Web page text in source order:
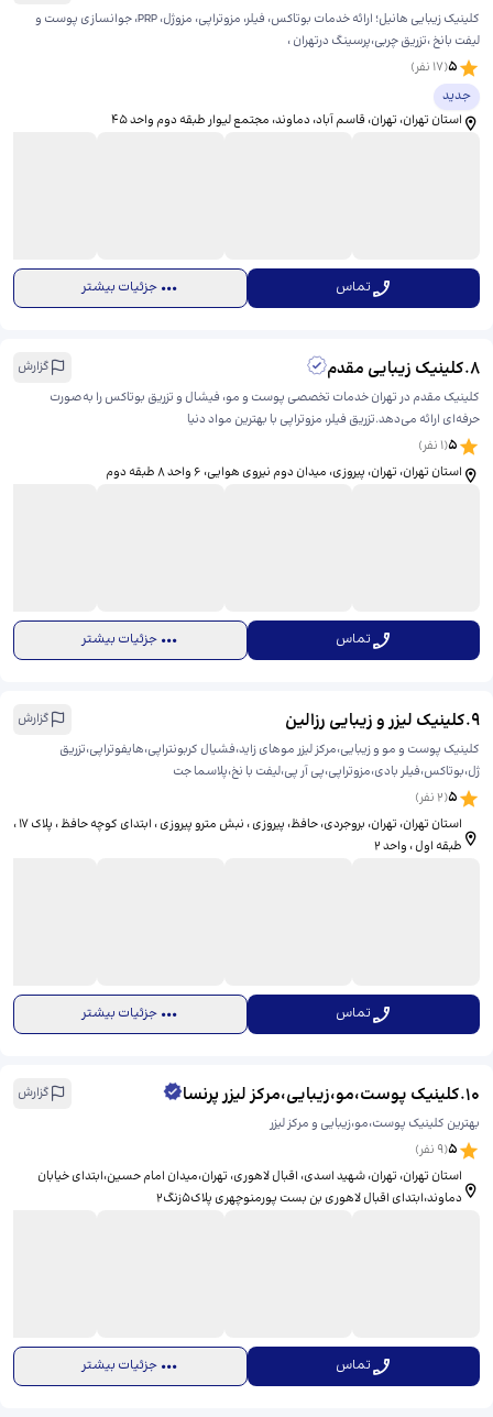
کلینیک زیبایی هانیل؛ ارائه خدمات بوتاکس، فیلر، مزوتراپی، مزوژل، PRP، جوانسازی پوست و
لیفت بانخ ،تزریق چربی،پرسینگ درتهران ،
5
(
17 نفر)
جدید
استان تهران، تهران، قاسم آباد، دماوند، ​مجتمع لیوار طبقه دوم واحد ۴۵
تماس جزئیات بیشتر
8
.کلینیک زیبایی مقدم
گزارش
کلینیک مقدم در تهران خدمات تخصصی پوست و مو، فیشال و تزریق بوتاکس را به‌صورت
حرفه‌ای ارائه می‌دهد.تزریق فیلر، مزوتراپی با بهترین مواد دنیا
5
(
1 نفر)
استان تهران، تهران، پیروزی، میدان دوم نیروی هوایی، ​۶ واحد ۸ طبقه دوم
تماس جزئیات بیشتر
9
.کلینیک لیزر و زیبایی رزالین
گزارش
کلینیک پوست و مو و زیبایی،مرکز لیزر موهای زاید،فشیال کربونتراپی،هایفوتراپی،تزریق
ژل،بوتاکس،فیلر بادی،مزوتراپی،پی آر پی،لیفت با نخ،پلاسما جت
5
(
2نفر)
استان تهران، تهران، بروجردی، حافظ، ​پیروزی ، نبش مترو پیروزی ، ابتدای کوچه حافظ ، پلاک 17 ،
طبقه اول ، واحد 2
تماس جزئیات بیشتر
10
.کلینیک پوست،مو،زیبایی،مرکز لیزر ‌پرنسا
گزارش
بهترین کلینیک پوست،مو،زیبایی و مرکز لیزر
5
(
9 نفر)
استان تهران، تهران، شهید اسدی، اقبال لاهوری، ​تهران،میدان امام حسین،ابتدای خیابان
دماوند،ابتدای اقبال لاهوری بن بست پورمنوچهری پلاک۵زنگ۲
تماس جزئیات بیشتر